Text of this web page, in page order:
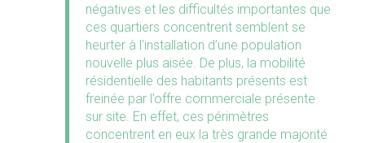
négatives et les difficultés importantes que
ces quartiers concentrent semblent se
heurter à l’installation d’une population
nouvelle plus aisée. De plus, la mobilité
résidentielle des habitants présents est
freinée par l’offre commerciale présente
sur site. En effet, ces périmètres
concentrent en eux la très grande majorité